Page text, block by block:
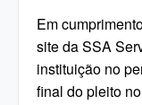
Em
site da SSA
instituição no
final do pleito